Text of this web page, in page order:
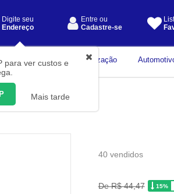
Digite seu
Endereço
para ver custos e
Mais tarde
Entre ou
Cadastre-se
Medição
Organização
40 vendidos
De R$ 44,47 15%